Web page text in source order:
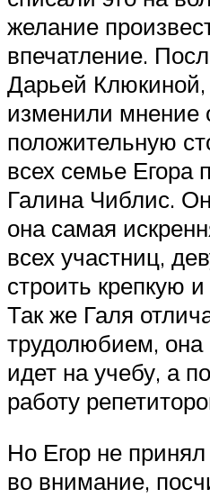
желание
впечатление.
Дарьей
изменили мнение
положительную
всех семье Егора
Галина Чиблис.
она самая
всех участниц,
строить крепкую
Так же Галя
трудолюбием, она
идет на учебу, а
работу
Но Егор не
во внимание,